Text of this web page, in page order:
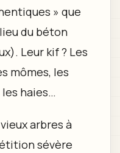
» que
du béton
Leur kif ? Les
mômes, les
haies…
arbres à
sévère